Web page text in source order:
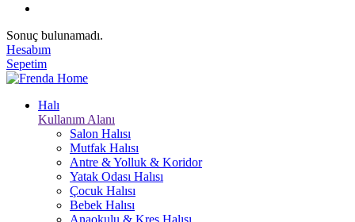
Sonuç bulunamadı.
Hesabım
Sepetim
Halı
Kullanım Alanı
Salon Halısı
Mutfak Halısı
Antre & Yolluk & Koridor
Yatak Odası Halısı
Çocuk Halısı
Bebek Halısı
Anaokulu & Kreş Halısı